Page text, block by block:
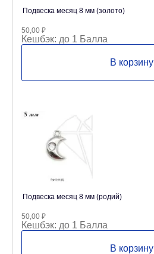
Подвеска месяц 8 мм (золото)
50,00 ₽
Кешбэк: до 1 Балла
В корзину
Подвеска месяц 8 мм (родий)
50,00 ₽
Кешбэк: до 1 Балла
В корзину